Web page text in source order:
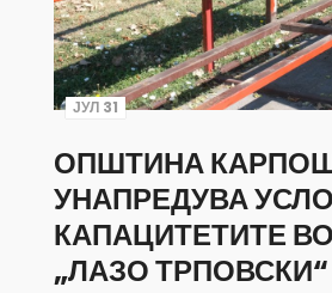
ЈУЛ 31
ОПШТИНА
УНАПРЕДУВА
КАПАЦИТЕТИТЕ
„ЛАЗО ТРПОВСКИ“